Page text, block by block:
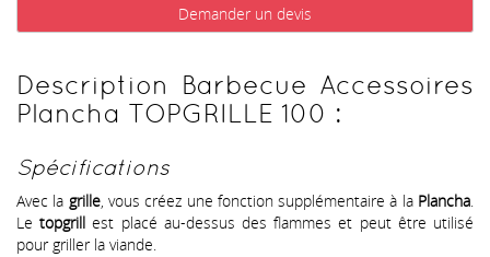
Demander un devis
Description Barbecue Accessoires
Plancha TOPGRILLE 100 :
Spécifications
Avec la grille, vous créez une fonction supplémentaire à la Plancha
Letopgrillest placé au-dessus des flammes et peut être utilisé
pour griller la viande.